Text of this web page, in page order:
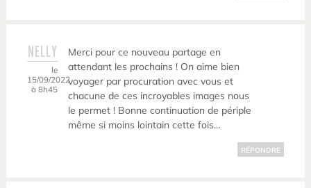
NELLY
le
15/09/2022
à 8h45
Merci pour ce nouveau partage en
attendant les prochains ! On aime bien
voyager par procuration avec vous et
chacune de ces incroyables images nous
le permet ! Bonne continuation de périple
même si moins lointain cette fois…
RÉPONDRE